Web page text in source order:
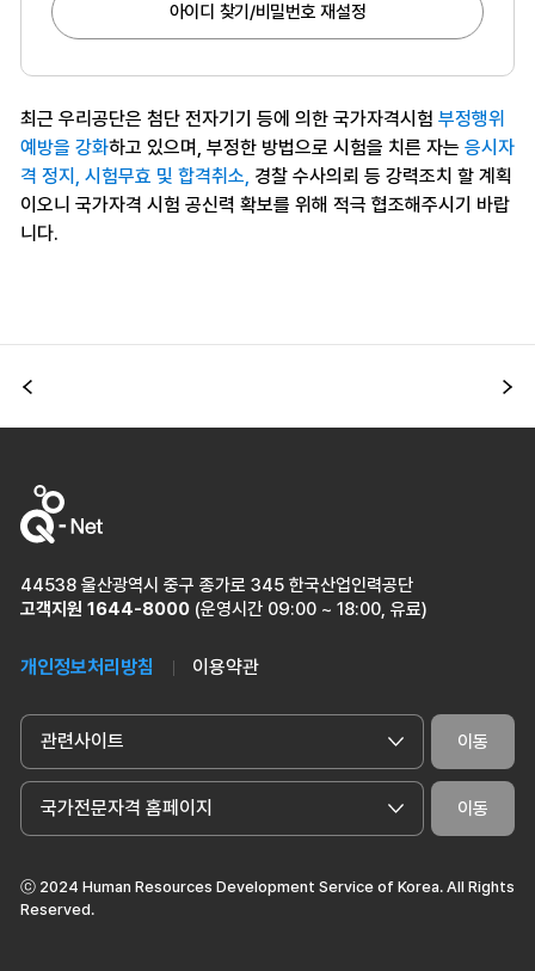
아이디 찾기/비밀번호 재설정
최근 우리공단은 첨단 전자기기 등에 의한 국가자격시험 부정행위
예방을 강화하고 있으며, 부정한 방법으로 시험을 치른 자는 응시자
격 정지, 시험무효 및 합격취소, 경찰 수사의뢰 등 강력조치 할 계획
이오니 국가자격 시험 공신력 확보를 위해 적극 협조해주시기 바랍
니다.
이전
44538 울산광역시 중구 종가로 345 한국산업인력공단
고객지원 1644-8000 (운영시간 09:00 ~ 18:00, 유료)
개인정보처리방침 이용약관
관련사이트 이동
국가전문자격 홈페이지 이동
ⓒ 2024 Human Resources Development Service of Korea. All Rights
Reserved.